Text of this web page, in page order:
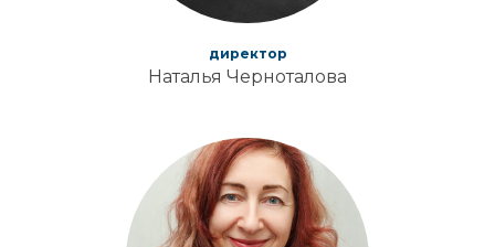
директор
Наталья Черноталова